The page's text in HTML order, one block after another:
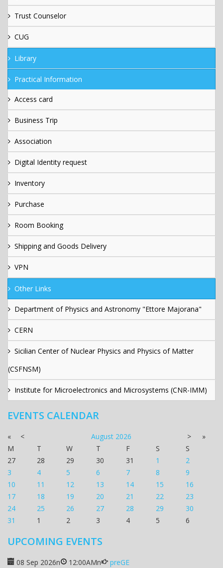
Trust Counselor
CUG
Library
Practical Information
Access card
Business Trip
Association
Digital Identity request
Inventory
Purchase
Room Booking
Shipping and Goods Delivery
VPN
Other Links
Department of Physics and Astronomy "Ettore Majorana"
CERN
Sicilian Center of Nuclear Physics and Physics of Matter
(CSFNSM)
Institute for Microelectronics and Microsystems (CNR-IMM)
EVENTS CALENDAR
« < August 2026 >
»
M
T W T F S
S
27
28 29 30 31 1
2
3
4 5 6 7 8
9
10
11 12 13 14 15
16
17
18 19 20 21 22
23
24
25 26 27 28 29
30
31
1 2 3 4 5 6
UPCOMING EVENTS
08 Sep 2026n 12:00AMn preGE